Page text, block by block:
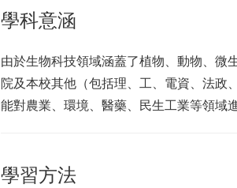
學科意涵
由於生物科技領域涵蓋了植物、動物、微
院及本校其他（包括理、工、電資、法政
能對農業、環境、醫藥、民生工業等領域
學習方法